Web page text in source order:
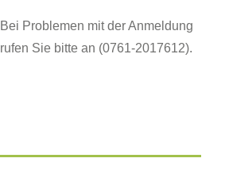
Bei Problemen mit der Anmeldung
rufen Sie bitte an (0761-2017612).